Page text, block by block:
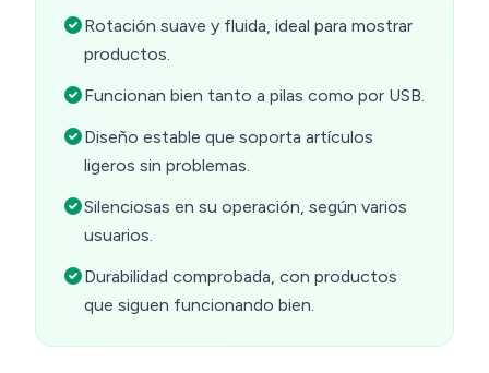
Rotación suave y fluida, ideal para mostrar
productos.
Funcionan bien tanto a pilas como por USB.
Diseño estable que soporta artículos
ligeros sin problemas.
Silenciosas en su operación, según varios
usuarios.
Durabilidad comprobada, con productos
que siguen funcionando bien.